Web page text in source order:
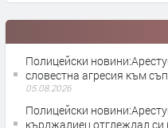
Полицейски
словестна агресия към
05.08.2026
Полицейски
кърджалиец,отглеждал си